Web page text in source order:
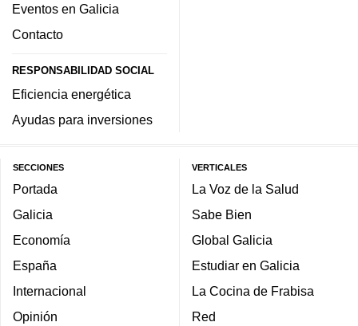
Eventos en Galicia
Contacto
RESPONSABILIDAD SOCIAL
Eficiencia energética
Ayudas para inversiones
SECCIONES
Portada
Galicia
Economía
España
Internacional
Opinión
VERTICALES
La Voz de la Salud
Sabe Bien
Global Galicia
Estudiar en Galicia
La Cocina de Frabisa
Red